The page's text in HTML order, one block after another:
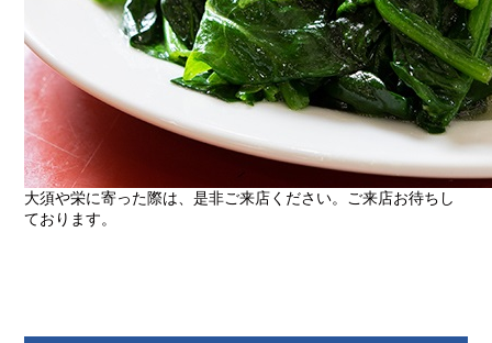
大須や栄に寄った際は、是非ご来店ください。ご来店お待ちし
ております。